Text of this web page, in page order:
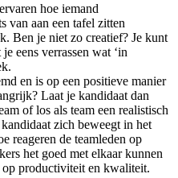
hoe iemand
van aan een tafel zitten
Ben je niet zo creatief? Je kunt
eens verrassen wat ‘in
en is op een positieve manier
Laat je kandidaat dan
of los als team een realistisch
zich beweegt in het
reageren de teamleden op
het goed met elkaar kunnen
productiviteit en kwaliteit.